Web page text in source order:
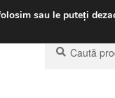
031 229 6816
Caută
după:
Caută
sau le puteți